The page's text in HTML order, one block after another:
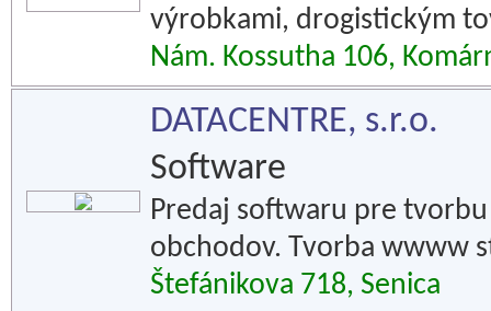
výrobkami, drogistickým
Nám. Kossutha 106,
DATACENTRE, s.r.o.
Software
Predaj softwaru pre
obchodov. Tvorba wwww
Štefánikova 718, Senica